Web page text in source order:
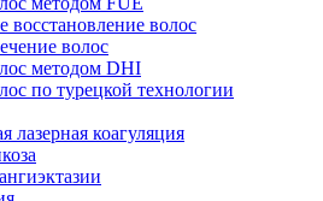
восстановление волос
волос
методом DHI
по турецкой технологии
лазерная коагуляция